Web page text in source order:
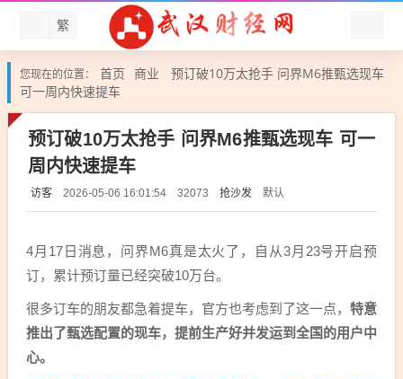
繁
您现在的位置： 首页 商业
预订破10万太抢手 问界M6推甄选现车
可一周内快速提车
预订破10万太抢手 问界M6推甄选现车 可一
周内快速提车
访客 2026-05-06 16:01:54 32073 抢沙发 默认
4月17日消息，问界M6真是太火了，自从3月23号开启预
订，累计预订量已经突破10万台。
很多订车的朋友都急着提车，官方也考虑到了这一点， 特意
推出了甄选配置的现车，提前生产好并发运到全国的用户中
心。